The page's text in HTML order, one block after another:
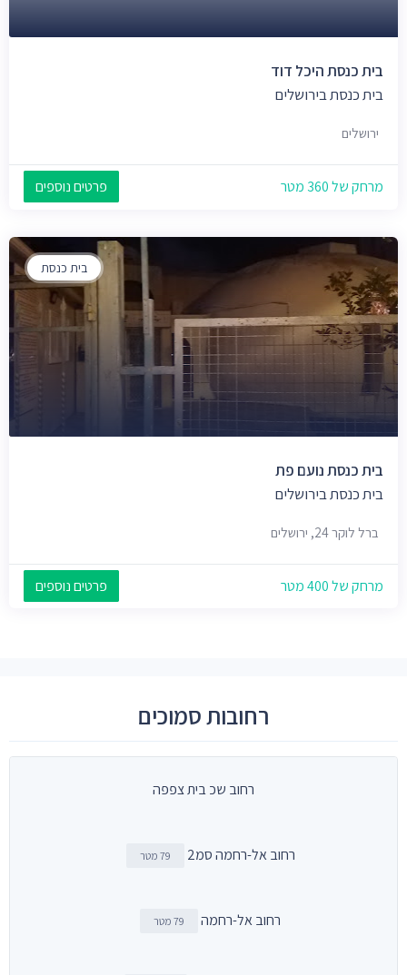
בית כנסת היכל דוד
בית כנסת בירושלים
ירושלים
מרחק של 360 מטר פרטים נוספים
בית כנסת
בית כנסת נועם פת
בית כנסת בירושלים
ברל לוקר 24, ירושלים
מרחק של 400 מטר פרטים נוספים
רחובות סמוכים
רחוב שכ בית צפפה
רחוב אל-רחמה סמ2 79 מטר
רחוב אל-רחמה 79 מטר